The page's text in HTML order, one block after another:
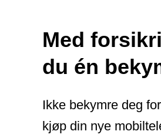
Med
du én
Ikke bekymre deg
kjøp din nye